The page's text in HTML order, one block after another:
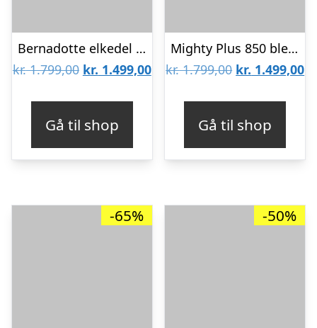
Bernadotte elkedel – Rustfri stål
kr.1.799,00 Den
kr. 1.799,00.
kr. 1.499,00Den
kr. 1.499,00.
Gå til shop
Mighty Plus 850 blender – Navy
kr.1.799,00 Den
kr. 1.799,00.
kr. 1.499,00
Gå til shop
-65% -50%